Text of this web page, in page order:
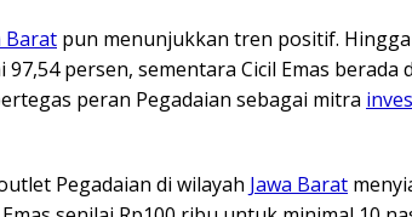
Barat pun menunjukkan tren positif. Hingga
persen, sementara Cicil Emas berada
peran Pegadaian sebagai mitra
Pegadaian di wilayah Jawa Barat